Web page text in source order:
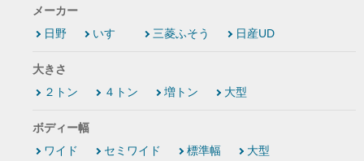
メーカー
日野
いすゞ 三菱ふそう 日産UD
大きさ
２トン
４トン 増トン 大型
ボディー幅
ワイド
セミワイド 標準幅 大型